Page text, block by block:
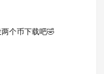
个币下载吧🤣